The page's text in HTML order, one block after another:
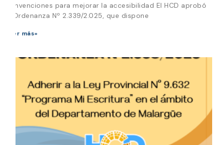
Convenciones para mejorar la accesibilidad El HCD aprobó
la Ordenanza Nº 2.339/2.025, que dispone
Leer más»